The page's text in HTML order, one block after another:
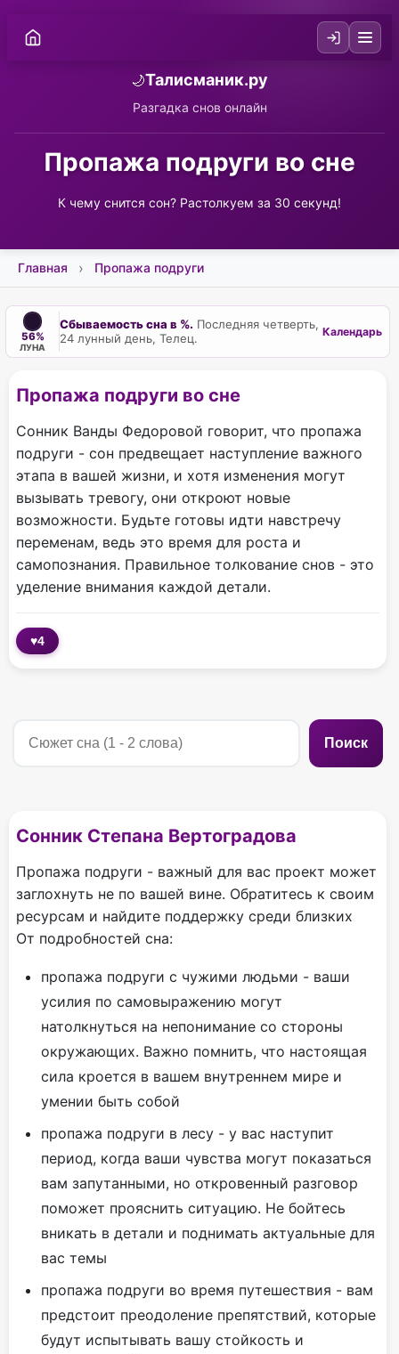
🌙Талисманик.ру
Разгадка снов онлайн
Пропажа подруги во сне
К чему снится сон? Растолкуем за 30 секунд!
Главная Пропажа подруги
56%
ЛУНА
Сбываемость сна в %. Последняя четверть,
24 лунный день, Телец.
Календарь
Пропажа подруги во сне
Сонник Ванды Федоровой говорит, что пропажа
подруги - сон предвещает наступление важного
этапа в вашей жизни, и хотя изменения могут
вызывать тревогу, они откроют новые
возможности. Будьте готовы идти навстречу
переменам, ведь это время для роста и
самопознания. Правильное толкование снов - это
уделение внимания каждой детали.
♥4
Поиск
Сонник Степана Вертоградова
Пропажа подруги - важный для вас проект может
заглохнуть не по вашей вине. Обратитесь к своим
ресурсам и найдите поддержку среди близких
От подробностей сна:
пропажа подруги с чужими людьми - ваши
усилия по самовыражению могут
натолкнуться на непонимание со стороны
окружающих. Важно помнить, что настоящая
сила кроется в вашем внутреннем мире и
умении быть собой
пропажа подруги в лесу - у вас наступит
период, когда ваши чувства могут показаться
вам запутанными, но откровенный разговор
поможет прояснить ситуацию. Не бойтесь
вникать в детали и поднимать актуальные для
вас темы
пропажа подруги во время путешествия - вам
предстоит преодоление препятствий, которые
будут испытывать вашу стойкость и